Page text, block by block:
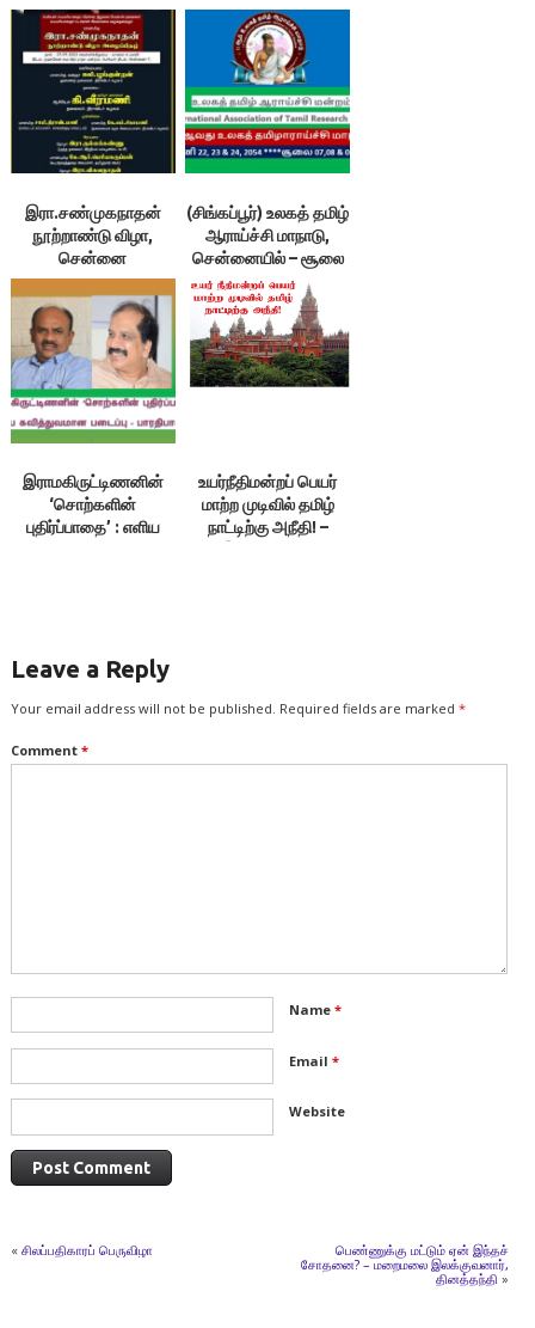
வீட்டிலும் ஏட்டிலும்
தமிழைத் தொலைக்கும்
நாம் : இலக்குவனார்
திருவள்ளுவன்
புதினம்!
இரா.சண்முகநாதன்
நூற்றாண்டு விழா,
சென்னை
(சிங்கப்பூர்) உலகத் தமிழ்
ஆராய்ச்சி மாநாடு,
சென்னையில் – சூலை
7-9￼
இராமகிருட்டிணனின்
‘சொற்களின்
புதிர்ப்பாதை’ : எளிய
உயர்நீதிமன்றப் பெயர்
மாற்ற முடிவில் தமிழ்
நாட்டிற்கு அநீதி! –
Leave a Reply
Your email address will not be published. Required fields are marked *
Comment *
Name *
Email *
Website
« சிலப்பதிகாரப் பெருவிழா
பெண்ணுக்கு மட்டும் ஏன் இந்தச்
சோதனை? – மறைமலை இலக்குவனார்,
தினத்தந்தி »